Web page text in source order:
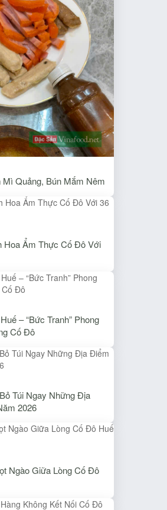
Quảng, Bún Mắm Nêm
Hoa Ẩm Thực Cố Đô Với
– “Bức Tranh” Phong
Cố Đô
Túi Ngay Những Địa
2026
Ngào Giữa Lòng Cố Đô